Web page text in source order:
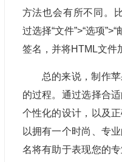
方法也会有所不同。
过选择“文件”>“选项
签名，并将HTML文件
总的来说，制作
的过程。通过选择合
个性化的设计，以及
以拥有一个时尚、专
名将有助于表现您的